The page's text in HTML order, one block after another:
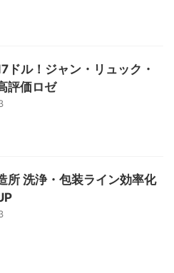
ドル！ジャン・リュック・
評価ロゼ
所 洗浄・包装ライン効率化